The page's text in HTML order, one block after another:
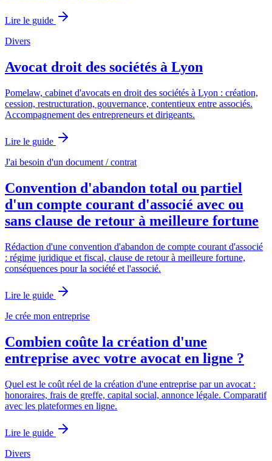
Lire le guide
Divers
Avocat droit des sociétés à Lyon
Pomelaw, cabinet d'avocats en droit des sociétés à Lyon : création,
cession, restructuration, gouvernance, contentieux entre associés.
Accompagnement des entrepreneurs et dirigeants.
Lire le guide
J'ai besoin d'un document / contrat
Convention d'abandon total ou partiel
d'un compte courant d'associé avec ou
sans clause de retour à meilleure fortune
Rédaction d'une convention d'abandon de compte courant d'associé
: régime juridique et fiscal, clause de retour à meilleure fortune,
conséquences pour la société et l'associé.
Lire le guide
Je crée mon entreprise
Combien coûte la création d'une
entreprise avec votre avocat en ligne ?
Quel est le coût réel de la création d'une entreprise par un avocat :
honoraires, frais de greffe, capital social, annonce légale. Comparatif
avec les plateformes en ligne.
Lire le guide
Divers